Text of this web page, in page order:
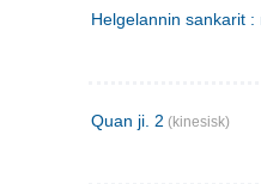
Helgelannin sankarit :
Quan ji. 2 (kinesisk)